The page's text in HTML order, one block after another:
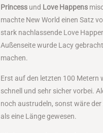
Princessund Love Happens
machte New World einen Satz
stark nachlassende Love
Außenseite wurde Lacy
machen.
Erst auf den letzten 100 Metern
schnell und sehr sicher vorbei.
noch austrudeln, sonst wäre
als eine Länge gewesen.